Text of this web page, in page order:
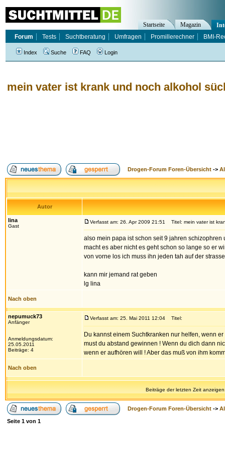
mein vater ist krank und noch alkohol
Drogen-Forum Foren-Übersicht ->
Autor
lina
Gast
Verfasst am: 26. Apr 2009 21:51 Titel: mein vater ist
also mein papa ist schon seit 9 jahren
macht es aber nicht es geht schon so lange so er
von vorne los ich muss ihn jeden tah auf der
kann mir jemand rat geben
lg lina
Nach oben
nepumuck73
Anfänger
Anmeldungsdatum:
25.05.2011
Beiträge: 4
Verfasst am: 25. Mai 2011 12:04 Titel:
Du kannst einem Suchtkranken nur helfen, wenn
must du abstand gewinnen ! Wenn du dich dann
wenn er aufhören will ! Aber das muß von ihm
Nach oben
Beiträge der letzten Zeit
Drogen-Forum Foren-Übersicht ->
Seite 1 von 1
Startseite Magazin
Forum
Tests Suchtberatung Umfragen Promillerechner BMI-
Index Suche FAQ Login